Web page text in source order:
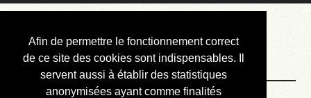
Afin de permettre le fonctionnement correct
de ce site des cookies sont indispensables. Il
servent aussi à établir des statistiques
anonymisées ayant comme finalités
Courbis, « LE »
Blog Officiel